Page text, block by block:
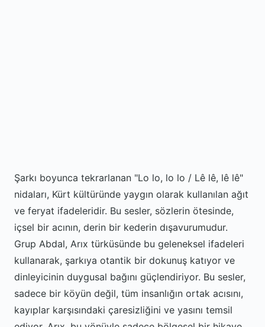
Şarkı boyunca tekrarlanan "Lo lo, lo lo / Lê lê, lê lê"
nidaları, Kürt kültüründe yaygın olarak kullanılan ağıt
ve feryat ifadeleridir. Bu sesler, sözlerin ötesinde,
içsel bir acının, derin bir kederin dışavurumudur.
Grup Abdal, Arıx türküsünde bu geleneksel ifadeleri
kullanarak, şarkıya otantik bir dokunuş katıyor ve
dinleyicinin duygusal bağını güçlendiriyor. Bu sesler,
sadece bir köyün değil, tüm insanlığın ortak acısını,
kayıplar karşısındaki çaresizliğini ve yasını temsil